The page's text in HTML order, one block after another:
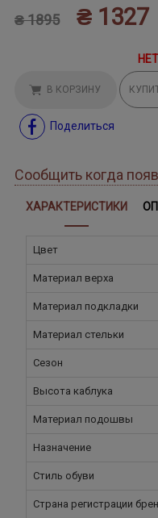
₴ 1895 ₴ 1327
В КОРЗИНУ
Поделиться
Сообщить когда
ХАРАКТЕРИСТИКИ
Цвет
Материал верха
Материал подкладки
Материал стельки
Сезон
Высота каблука
Материал подошвы
Назначение
Стиль обуви
Страна регистрации